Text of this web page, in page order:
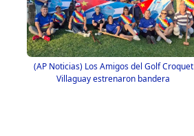
(AP Noticias) Los Amigos del Golf Croquet
Villaguay estrenaron bandera